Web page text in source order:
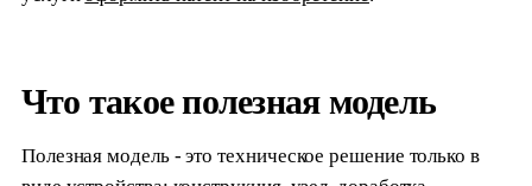
Что такое полезная модель
Полезная модель - это техническое решение только в